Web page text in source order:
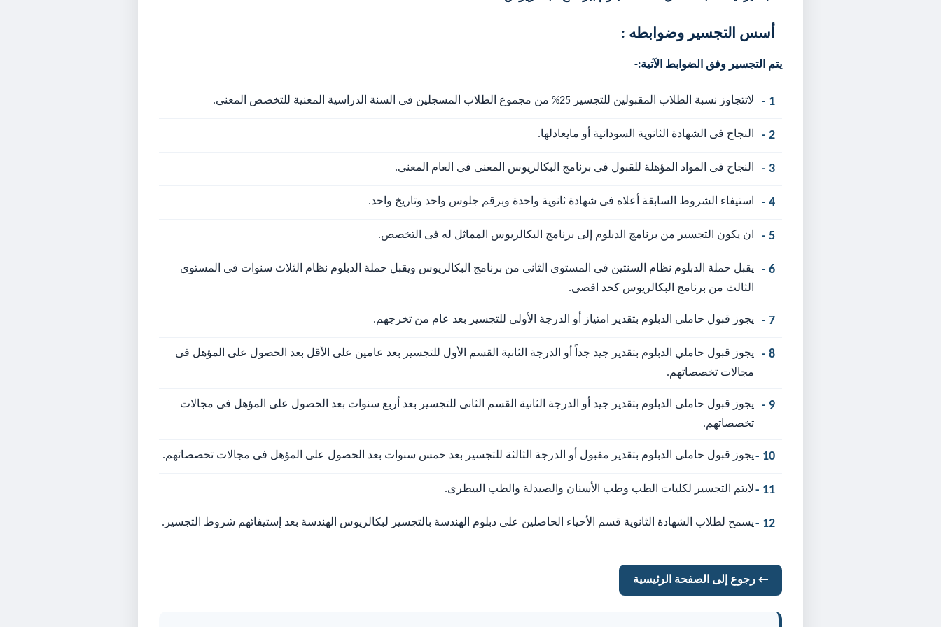
أسس التجسير وضوابطه :
يتم التجسير وفق الضوابط الآتية:-
1 - لاتتجاوز نسبة الطلاب المقبولين للتجسير 25% من مجموع الطلاب المسجلين فى السنة الدراسية المعنية للتخصص المعنى.
2 - النجاح فى الشهادة الثانوية السودانية أو مايعادلها.
3 - النجاح فى المواد المؤهلة للقبول فى برنامج البكالريوس المعنى فى العام المعنى.
4 - استيفاء الشروط السابقة أعلاه فى شهادة ثانوية واحدة وبرقم جلوس واحد وتاريخ واحد.
5 - ان يكون التجسير من برنامج الدبلوم إلى برنامج البكالريوس المماثل له فى التخصص.
6 -
يقبل حملة الدبلوم نظام السنتين فى المستوى الثانى من برنامج البكالريوس ويقبل حملة الدبلوم نظام الثلاث سنوات فى المستوى
الثالث من برنامج البكالريوس كحد اقصى.
7 - يجوز قبول حاملى الدبلوم بتقدير امتياز أو الدرجة الأولى للتجسير بعد عام من تخرجهم.
8 -
يجوز قبول حاملي الدبلوم بتقدير جيد جداً أو الدرجة الثانية القسم الأول للتجسير بعد عامين على الأقل بعد الحصول على المؤهل فى
مجالات تخصصاتهم.
9 -
يجوز قبول حاملى الدبلوم بتقدير جيد أو الدرجة الثانية القسم الثانى للتجسير بعد أربع سنوات بعد الحصول على المؤهل فى مجالات
تخصصاتهم.
10 - يجوز قبول حاملى الدبلوم بتقدير مقبول أو الدرجة الثالثة للتجسير بعد خمس سنوات بعد الحصول على المؤهل فى مجالات تخصصاتهم.
11 - لايتم التجسير لكليات الطب وطب الأسنان والصيدلة والطب البيطرى.
12 - يسمح لطلاب الشهادة الثانوية قسم الأحياء الحاصلين على دبلوم الهندسة بالتجسير لبكالريوس الهندسة بعد إستيفائهم شروط التجسير.
← رجوع إلى الصفحة الرئيسية